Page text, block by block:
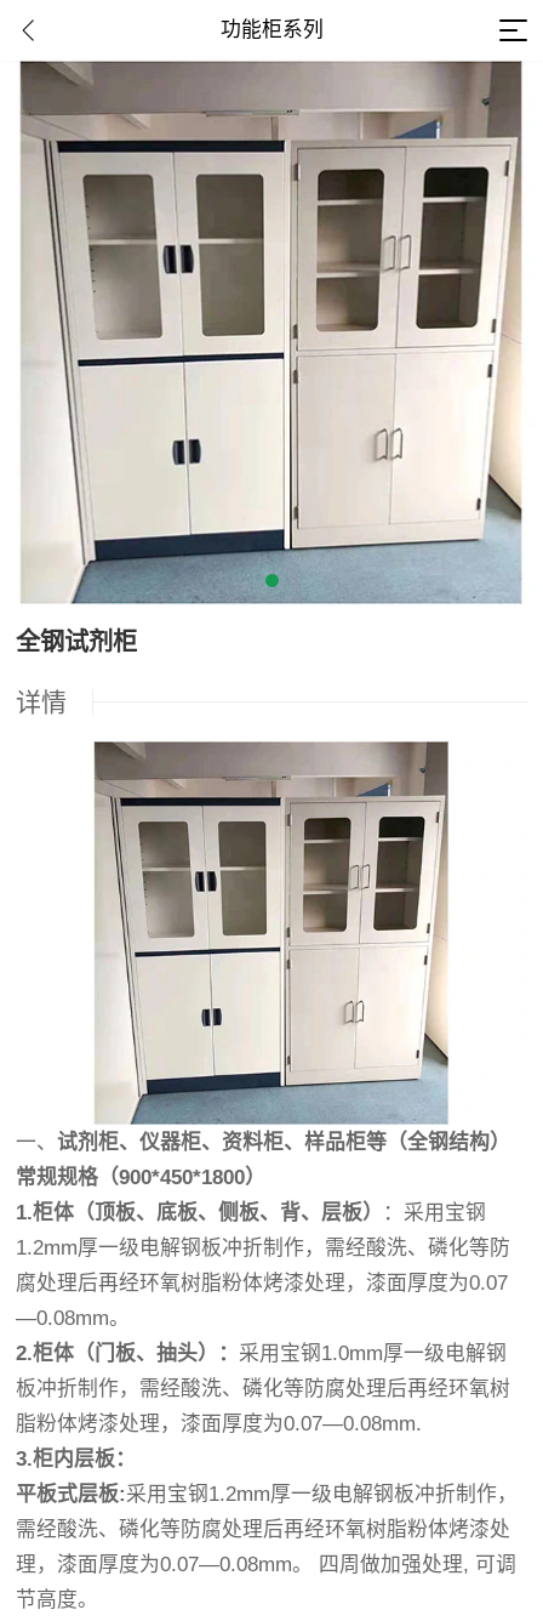
功能柜系列
全钢试剂柜
详情
一、试剂柜、仪器柜、资料柜、样品柜等（全钢结构）
常规规格（900*450*1800）
1.柜体（顶板、底板、侧板、背、层板）
：采用宝钢
1.2mm厚一级电解钢板冲折制作，需经酸洗、磷化等防
腐处理后再经环氧树脂粉体烤漆处理，漆面厚度为0.07
—0.08mm。
2.柜体（门板、抽头）： 采用宝钢1.0mm厚一级电解钢
板冲折制作，需经酸洗、磷化等防腐处理后再经环氧树
脂粉体烤漆处理，漆面厚度为0.07—0.08mm.
3.柜内层板：
平板式层板:采用宝钢1.2mm厚一级电解钢板冲折制作，
需经酸洗、磷化等防腐处理后再经环氧树脂粉体烤漆处
理，漆面厚度为0.07—0.08mm。 四周做加强处理, 可调
节高度。